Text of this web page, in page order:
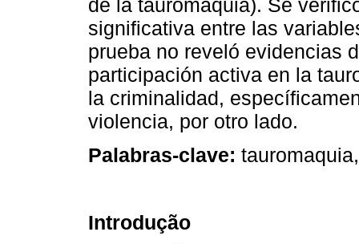
significativa entre las
prueba no reveló evidencias
participación activa en la
la criminalidad,
violencia, por otro lado.
Palabras-clave:
Introdução